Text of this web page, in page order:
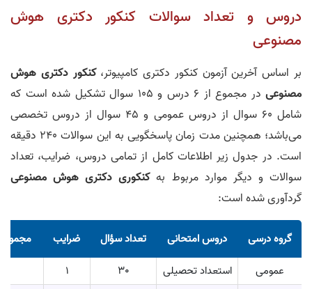
دروس و تعداد سوالات کنکور دکتری هوش
مصنوعی
بر اساس آخرین آزمون کنکور دکتری کامپیوتر،کنکور دکتری هوش
مصنوعی
در مجموع از 6 درس و 105 سوال تشکیل شده است که
شامل 60 سوال از دروس عمومی و 45 سوال از دروس تخصصی
می‌باشد؛ همچنین مدت زمان پاسخگویی به این سوالات 240 دقیقه
است. در جدول زیر اطلاعات کامل از تمامی دروس، ضرایب، تعداد
سوالات و دیگر موارد مربوط بهکنکوری دکتری هوش مصنوعی
گردآوری شده است:
گروه درسی دروس امتحانی تعداد سؤال ضرایب
مجموع
عمومی
استعداد تحصیلی 30
1